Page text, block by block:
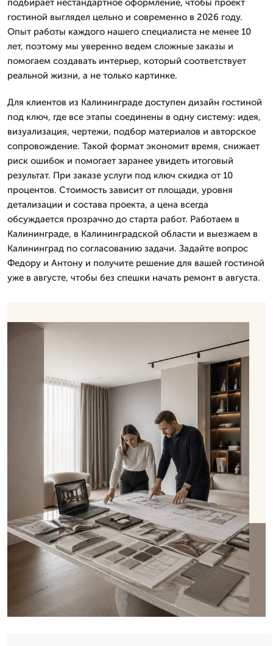
подбирает нестандартное оформление, чтобы проект
гостиной выглядел цельно и современно в 2026 году.
Опыт работы каждого нашего специалиста не менее 10
лет, поэтому мы уверенно ведем сложные заказы и
помогаем создавать интерьер, который соответствует
реальной жизни, а не только картинке.
Для клиентов из Калининграде доступен дизайн гостиной
под ключ, где все этапы соединены в одну систему: идея,
визуализация, чертежи, подбор материалов и авторское
сопровождение. Такой формат экономит время, снижает
риск ошибок и помогает заранее увидеть итоговый
результат. При заказе услуги под ключ скидка от 10
процентов. Стоимость зависит от площади, уровня
детализации и состава проекта, а цена всегда
обсуждается прозрачно до старта работ. Работаем в
Калининграде, в Калининградской области и выезжаем в
Калининград по согласованию задачи. Задайте вопрос
Федору и Антону и получите решение для вашей гостиной
уже в августе, чтобы без спешки начать ремонт в августа.